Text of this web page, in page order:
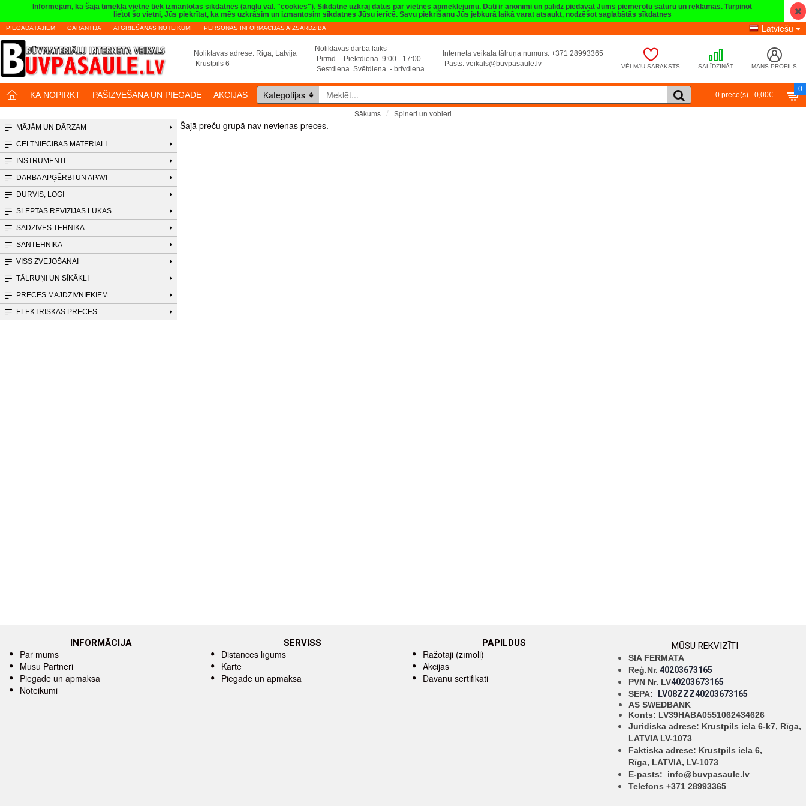
Informējam, ka šajā tīmekļa vietnē tiek izmantotas sīkdatnes (angļu val. "cookies"). Sīkdatne uzkrāj datus par vietnes apmeklējumu. Dati ir anonīmi un palīdz piedāvāt Jums piemērotu saturu un reklāmas. Turpinot
lietot šo vietni, Jūs piekrītat, ka mēs uzkrāsim un izmantosim sīkdatnes Jūsu ierīcē. Savu piekrišanu Jūs jebkurā laikā varat atsaukt, nodzēšot saglabātās sīkdatnes
PIEGĀDĀTĀJIEM GARANTIJA ATGRIEŠANAS NOTEIKUMI PERSONAS INFORMĀCIJAS AIZSARDZĪBA Latviešu
Noliktavas adrese: Riga, Latvija
Krustpils 6
Noliktavas darba laiks
Pirmd. - Piektdiena. 9:00 - 17:00
Sestdiena. Svētdiena. - brīvdiena
Interneta veikala tālruņa numurs: +371 28993365
Pasts: veikals@buvpasaule.lv VĒLMJU SARAKSTS SALĪDZINĀT MANS PROFILS
KĀ NOPIRKT PAŠIZVĒŠANA UN PIEGĀDE AKCIJAS Kategotijas 0 prece(s) - 0,00€
0
Sākums Spineri un vobleri
MĀJĀM UN DĀRZAM
CELTNIECĪBAS MATERIĀLI
INSTRUMENTI
DARBA APĢĒRBI UN APAVI
DURVIS, LOGI
SLĒPTAS RĒVIZIJAS LŪKAS
SADZĪVES TEHNIKA
SANTEHNIKA
VISS ZVEJOŠANAI
TĀLRUŅI UN SĪKĀKLI
PRECES MĀJDZĪVNIEKIEM
ELEKTRISKĀS PRECES
Šajā preču grupā nav nevienas preces.
INFORMĀCIJA
Par mums
Mūsu Partneri
Piegāde un apmaksa
Noteikumi
SERVISS
Distances līgums
Karte
Piegāde un apmaksa
PAPILDUS
Ražotāji (zīmoli)
Akcijas
Dāvanu sertifikāti
MŪSU REKVIZĪTI
SIA FERMATA
Reģ.Nr. 40203673165
PVN Nr. LV40203673165
SEPA:
LV08ZZZ40203673165
AS SWEDBANK
Konts: LV39HABA0551062434626
Juridiska adrese: Krustpils iela 6-k7, Rīga,
LATVIA LV-1073
Faktiska adrese: Krustpils iela 6,
Rīga, LATVIA, LV-1073
E-pasts: info@buvpasaule.lv
Telefons +371 28993365